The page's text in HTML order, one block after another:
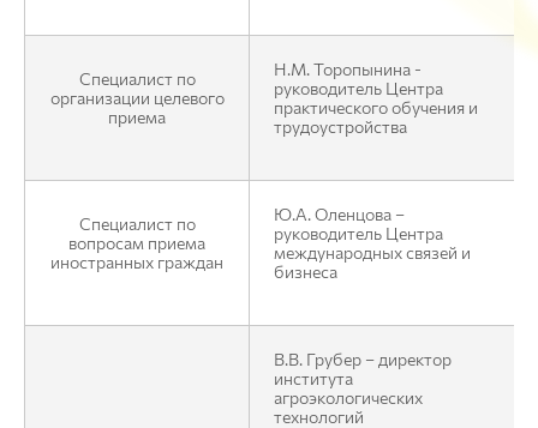
Специалист по
организации целевого
приема
Н.М. Торопынина -
руководитель Центра
практического обучения и
трудоустройства
Специалист по
вопросам приема
иностранных граждан
Ю.А. Оленцова –
руководитель Центра
международных связей и
бизнеса
В.В. Грубер – директор
института
агроэкологических
технологий